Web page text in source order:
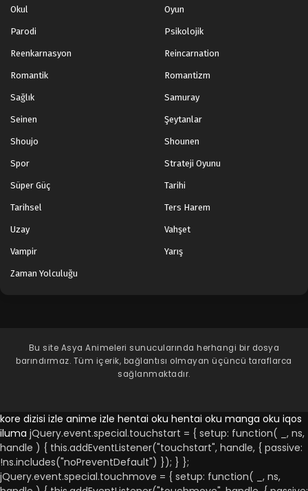
Okul Oyun
Parodi Psikolojik
Reenkarnasyon Reincarnation
Romantik Romantizm
Sağlık Samuray
Seinen Şeytanlar
Shoujo Shounen
Spor Strateji Oyunu
Süper Güç Tarihi
Tarihsel Ters Harem
Uzay Vahşet
Vampir Yarış
Zaman Yolculuğu
Bu site Asya Animeleri sunucularında herhangi bir dosya
barındırmaz. Tüm içerik, bağlantısı olmayan üçüncü taraflarca
sağlanmaktadır.
kore dizisi izle anime izle hentai oku hentai oku manga oku iqos
iluma jQuery.event.special.touchstart = { setup: function( _, ns,
handle ) { this.addEventListener("touchstart", handle, { passive:
!ns.includes("noPreventDefault") }); } };
jQuery.event.special.touchmove = { setup: function( _, ns,